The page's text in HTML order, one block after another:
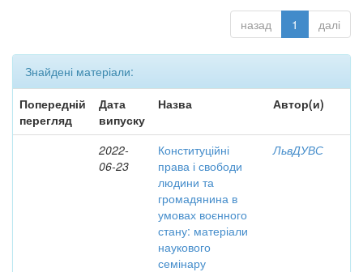
назад 1 далі
Знайдені матеріали:
Попередній
перегляд
Дата
випуску
Назва Автор(и)
2022-
06-23
Конституційні
права і свободи
людини та
громадянина в
умовах воєнного
стану: матеріали
наукового
семінару
ЛьвДУВС